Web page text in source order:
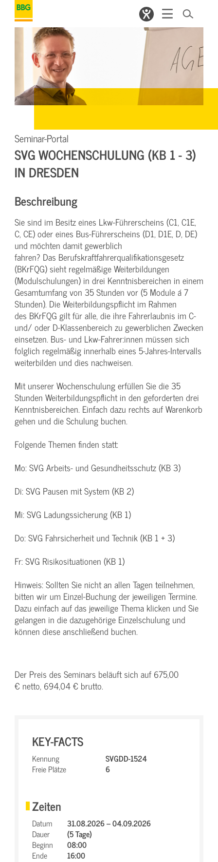
Seminar-Portal
SVG WOCHENSCHULUNG (KB 1 - 3)
IN DRESDEN
Beschreibung
Sie sind im Besitz eines Lkw-Führerscheins (C1, C1E,
C, CE) oder eines Bus-Führerscheins (D1, D1E, D, DE)
und möchten damit gewerblich
fahren? Das Berufskraftfahrerqualifikationsgesetz
(BKrFQG) sieht regelmäßige Weiterbildungen
(Modulschulungen) in drei Kenntnisbereichen in einem
Gesamtumfang von 35 Stunden vor (5 Module á 7
Stunden). Die Weiterbildungspflicht im Rahmen
des BKrFQG gilt für alle, die ihre Fahrerlaubnis im C-
und/ oder D-Klassenbereich zu gewerblichen Zwecken
einsetzen. Bus- und Lkw-Fahrer:innen müssen sich
folglich regelmäßig innerhalb eines 5-Jahres-Intervalls
weiterbilden und dies nachweisen.
Mit unserer Wochenschulung erfüllen Sie die 35
Stunden Weiterbildungspflicht in den geforderten drei
Kenntnisbereichen. Einfach dazu rechts auf Warenkorb
gehen und die Schulung buchen.
Folgende Themen finden statt:
Mo: SVG Arbeits- und Gesundheitsschutz (KB 3)
Di: SVG Pausen mit System (KB 2)
Mi: SVG Ladungssicherung (KB 1)
Do: SVG Fahrsicherheit und Technik (KB 1 + 3)
Fr: SVG Risikosituationen (KB 1)
Hinweis: Sollten Sie nicht an allen Tagen teilnehmen,
bitten wir um Einzel-Buchung der jeweiligen Termine.
Dazu einfach auf das jeweilige Thema klicken und Sie
gelangen in die dazugehörige Einzelschulung und
können diese anschließend buchen.
Der Preis des Seminars beläuft sich auf 675,00
€ netto, 694,04 € brutto.
KEY-FACTS
Kennung
SVGDD-1524
Freie Plätze
6
Zeiten
Datum
31.08.2026 – 04.09.2026
Dauer
(5 Tage)
Beginn
08:00
Ende
16:00